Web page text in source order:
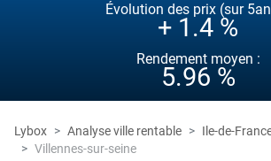
Évolution des prix (sur
+ 1.4 %
Rendement moyen :
5.96 %
Lybox Analyse ville rentable Ile-de-
Villennes-sur-seine